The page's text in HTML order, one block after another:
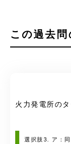
この過去問
火力発電所の
選択肢3. ア